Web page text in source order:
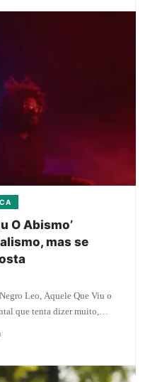
O Abismo’
mas se
Leo, Aquele Que Viu o
que tenta dizer muito,…